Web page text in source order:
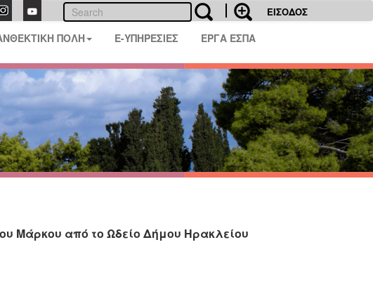
ΕΙΣΟΔΟΣ
ΠΟΛΗ E-ΥΠΗΡΕΣΙΕΣ ΕΡΓΑ ΕΣΠΑ
Μάρκου από το Ωδείο Δήμου Ηρακλείου